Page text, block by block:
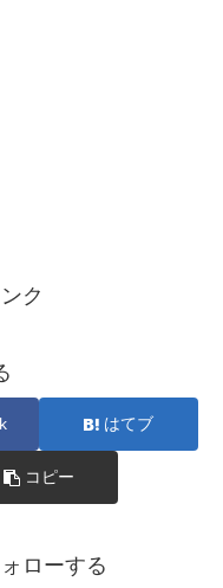
ク
はてブ
コピー
ローする